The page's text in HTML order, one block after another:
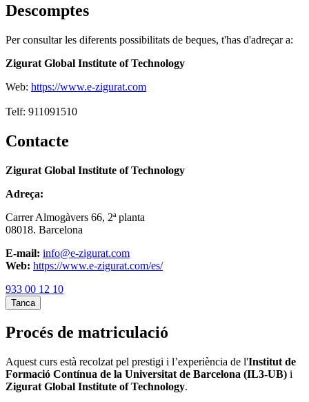
Descomptes
Per consultar les diferents possibilitats de beques, t'has d'adreçar a:
Zigurat Global Institute of Technology
Web: https://www.e-zigurat.com
Telf: 911091510
Contacte
Zigurat Global Institute of Technology
Adreça:
Carrer Almogàvers 66, 2ª planta
08018. Barcelona
E-mail: info@e-zigurat.com
Web: https://www.e-zigurat.com/es/
933 00 12 10
Tanca
Procés de matriculació
Aquest curs està recolzat pel prestigi i l’experiència de l'Institut de
Formació Contínua de la Universitat de Barcelona (IL3-UB) i
Zigurat Global Institute of Technology.